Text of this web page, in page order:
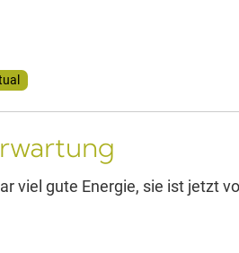
viel gute Energie, sie ist jetzt